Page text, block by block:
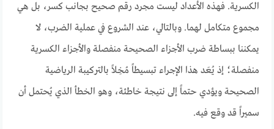
الكسرية. فهذه الأعداد ليست مجرد رقم صحيح بجانب كسر، بل هي
مجموع متكامل لهما. وبالتالي، عند الشروع في عملية الضرب، لا
يمكننا ببساطة ضرب الأجزاء الصحيحة منفصلة والأجزاء الكسرية
منفصلة؛ إذ يُعَد هذا الإجراء تبسيطاً مُخِلاً بالتركيبة الرياضية
الصحيحة ويؤدي حتماً إلى نتيجة خاطئة، وهو الخطأ الذي يُحتمل أن
سميراً قد وقع فيه.